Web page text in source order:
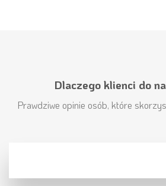
Dlaczego klienci do
Prawdziwe opinie osób, które